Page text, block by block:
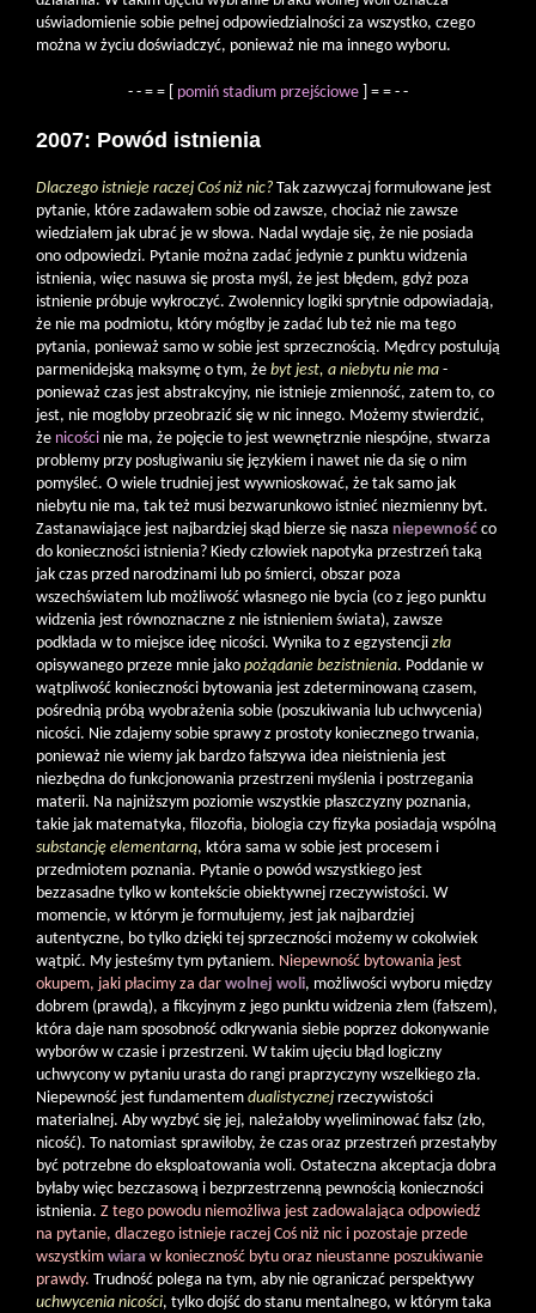
uświadomienie sobie pełnej odpowiedzialności za wszystko, czego
można w życiu doświadczyć, ponieważ nie ma innego wyboru.
- - = = [ pomiń stadium przejściowe ] = = - -
2007: Powód istnienia
Dlaczego istnieje raczej Coś niż nic? Tak zazwyczaj formułowane jest
pytanie, które zadawałem sobie od zawsze, chociaż nie zawsze
wiedziałem jak ubrać je w słowa. Nadal wydaje się, że nie posiada
ono odpowiedzi. Pytanie można zadać jedynie z punktu widzenia
istnienia, więc nasuwa się prosta myśl, że jest błędem, gdyż poza
istnienie próbuje wykroczyć. Zwolennicy logiki sprytnie odpowiadają,
że nie ma podmiotu, który mógłby je zadać lub też nie ma tego
pytania, ponieważ samo w sobie jest sprzecznością. Mędrcy postulują
parmenidejską maksymę o tym, że byt jest, a niebytu nie ma -
ponieważ czas jest abstrakcyjny, nie istnieje zmienność, zatem to, co
jest, nie mogłoby przeobrazić się w nic innego. Możemy stwierdzić,
że nicości nie ma, że pojęcie to jest wewnętrznie niespójne, stwarza
problemy przy posługiwaniu się językiem i nawet nie da się o nim
pomyśleć. O wiele trudniej jest wywnioskować, że tak samo jak
niebytu nie ma, tak też musi bezwarunkowo istnieć niezmienny byt.
Zastanawiające jest najbardziej skąd bierze się nasza niepewność co
do konieczności istnienia? Kiedy człowiek napotyka przestrzeń taką
jak czas przed narodzinami lub po śmierci, obszar poza
wszechświatem lub możliwość własnego nie bycia (co z jego punktu
widzenia jest równoznaczne z nie istnieniem świata), zawsze
podkłada w to miejsce ideę nicości. Wynika to z egzystencji zła
opisywanego przeze mnie jako pożądanie bezistnienia. Poddanie w
wątpliwość konieczności bytowania jest zdeterminowaną czasem,
pośrednią próbą wyobrażenia sobie (poszukiwania lub uchwycenia)
nicości. Nie zdajemy sobie sprawy z prostoty koniecznego trwania,
ponieważ nie wiemy jak bardzo fałszywa idea nieistnienia jest
niezbędna do funkcjonowania przestrzeni myślenia i postrzegania
materii. Na najniższym poziomie wszystkie płaszczyzny poznania,
takie jak matematyka, filozofia, biologia czy fizyka posiadają wspólną
substancję elementarną, która sama w sobie jest procesem i
przedmiotem poznania. Pytanie o powód wszystkiego jest
bezzasadne tylko w kontekście obiektywnej rzeczywistości. W
momencie, w którym je formułujemy, jest jak najbardziej
autentyczne, bo tylko dzięki tej sprzeczności możemy w cokolwiek
wątpić. My jesteśmy tym pytaniem. Niepewność bytowania jest
okupem, jaki płacimy za dar wolnej woli, możliwości wyboru między
dobrem (prawdą), a fikcyjnym z jego punktu widzenia złem (fałszem),
która daje nam sposobność odkrywania siebie poprzez dokonywanie
wyborów w czasie i przestrzeni. W takim ujęciu błąd logiczny
uchwycony w pytaniu urasta do rangi praprzyczyny wszelkiego zła.
Niepewność jest fundamentem dualistycznej rzeczywistości
materialnej. Aby wyzbyć się jej, należałoby wyeliminować fałsz (zło,
nicość). To natomiast sprawiłoby, że czas oraz przestrzeń przestałyby
być potrzebne do eksploatowania woli. Ostateczna akceptacja dobra
byłaby więc bezczasową i bezprzestrzenną pewnością konieczności
istnienia. Z tego powodu niemożliwa jest zadowalająca odpowiedź
na pytanie, dlaczego istnieje raczej Coś niż nic i pozostaje przede
wszystkim wiara w konieczność bytu oraz nieustanne poszukiwanie
prawdy. Trudność polega na tym, aby nie ograniczać perspektywy
uchwycenia nicości, tylko dojść do stanu mentalnego, w którym taka